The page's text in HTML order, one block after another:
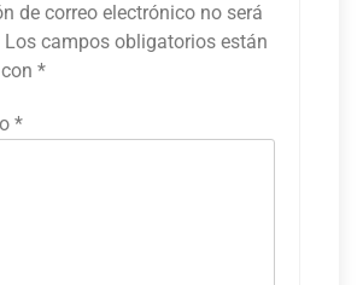
de correo electrónico no será
Los campos obligatorios están
*
*